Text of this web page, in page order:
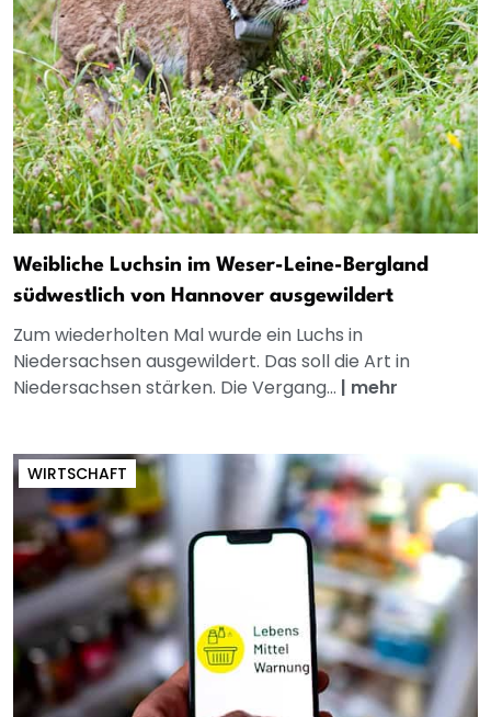
Weibliche Luchsin im Weser-Leine-Bergland
südwestlich von Hannover ausgewildert
Zum wiederholten Mal wurde ein Luchs in
Niedersachsen ausgewildert. Das soll die Art in
Niedersachsen stärken. Die Vergang... | mehr
WIRTSCHAFT